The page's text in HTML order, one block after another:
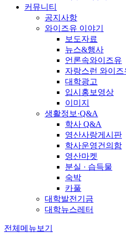
커뮤니티
공지사항
와이즈유 이야기
보도자료
뉴스&행사
언론속와이즈유
자랑스런 와이즈
대학광고
입시홍보영상
이미지
생활정보·Q&A
학사 Q&A
영산사랑게시판
학사운영건의함
영산마켓
분실 · 습득물
숙박
카풀
대학발전기금
대학뉴스레터
전체메뉴보기